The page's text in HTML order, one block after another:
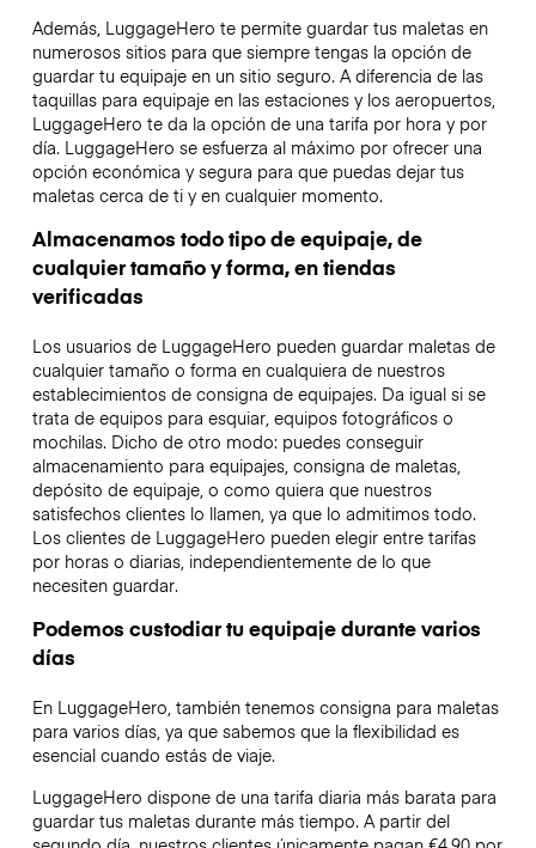
Además, LuggageHero te permite guardar tus maletas en
numerosos sitios para que siempre tengas la opción de
guardar tu equipaje en un sitio seguro. A diferencia de las
taquillas para equipaje en las estaciones y los aeropuertos,
LuggageHero te da la opción de una tarifa por hora y por
día. LuggageHero se esfuerza al máximo por ofrecer una
opción económica y segura para que puedas dejar tus
maletas cerca de ti y en cualquier momento.
Almacenamos todo tipo de equipaje, de
cualquier tamaño y forma, en tiendas
verificadas
Los usuarios de LuggageHero pueden guardar maletas de
cualquier tamaño o forma en cualquiera de nuestros
establecimientos de consigna de equipajes. Da igual si se
trata de equipos para esquiar, equipos fotográficos o
mochilas. Dicho de otro modo: puedes conseguir
almacenamiento para equipajes, consigna de maletas,
depósito de equipaje, o como quiera que nuestros
satisfechos clientes lo llamen, ya que lo admitimos todo.
Los clientes de LuggageHero pueden elegir entre tarifas
por horas o diarias, independientemente de lo que
necesiten guardar.
Podemos custodiar tu equipaje durante varios
días
En LuggageHero, también tenemos consigna para maletas
para varios días, ya que sabemos que la flexibilidad es
esencial cuando estás de viaje.
LuggageHero dispone de una tarifa diaria más barata para
guardar tus maletas durante más tiempo. A partir del